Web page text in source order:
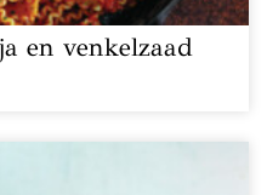
en venkelzaad